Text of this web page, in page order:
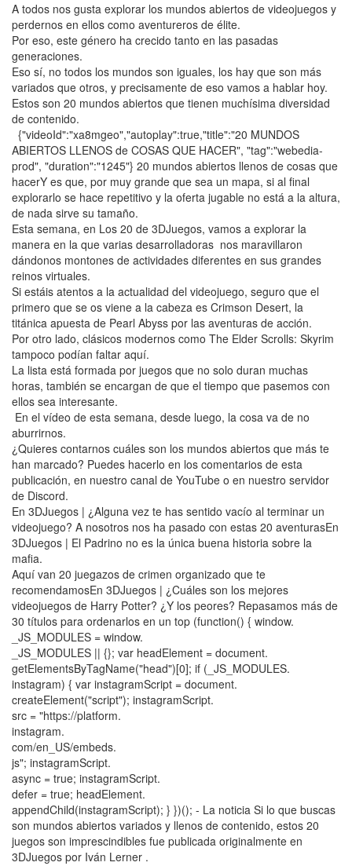
A todos nos gusta explorar los mundos abiertos de videojuegos y
perdernos en ellos como aventureros de élite.
Por eso, este género ha crecido tanto en las pasadas
generaciones.
Eso sí, no todos los mundos son iguales, los hay que son más
variados que otros, y precisamente de eso vamos a hablar hoy.
Estos son 20 mundos abiertos que tienen muchísima diversidad
de contenido.
{"videoId":"xa8mgeo","autoplay":true,"title":"20 MUNDOS
ABIERTOS LLENOS de COSAS QUE HACER", "tag":"webedia-
prod", "duration":"1245"} 20 mundos abiertos llenos de cosas que
hacerY es que, por muy grande que sea un mapa, si al final
explorarlo se hace repetitivo y la oferta jugable no está a la altura,
de nada sirve su tamaño.
Esta semana, en Los 20 de 3DJuegos, vamos a explorar la
manera en la que varias desarrolladoras nos maravillaron
dándonos montones de actividades diferentes en sus grandes
reinos virtuales.
Si estáis atentos a la actualidad del videojuego, seguro que el
primero que se os viene a la cabeza es Crimson Desert, la
titánica apuesta de Pearl Abyss por las aventuras de acción.
Por otro lado, clásicos modernos como The Elder Scrolls: Skyrim
tampoco podían faltar aquí.
La lista está formada por juegos que no solo duran muchas
horas, también se encargan de que el tiempo que pasemos con
ellos sea interesante.
En el vídeo de esta semana, desde luego, la cosa va de no
aburrirnos.
¿Quieres contarnos cuáles son los mundos abiertos que más te
han marcado? Puedes hacerlo en los comentarios de esta
publicación, en nuestro canal de YouTube o en nuestro servidor
de Discord.
En 3DJuegos | ¿Alguna vez te has sentido vacío al terminar un
videojuego? A nosotros nos ha pasado con estas 20 aventurasEn
3DJuegos | El Padrino no es la única buena historia sobre la
mafia.
Aquí van 20 juegazos de crimen organizado que te
recomendamosEn 3DJuegos | ¿Cuáles son los mejores
videojuegos de Harry Potter? ¿Y los peores? Repasamos más de
30 títulos para ordenarlos en un top (function() { window.
_JS_MODULES = window.
_JS_MODULES || {}; var headElement = document.
getElementsByTagName("head")[0]; if (_JS_MODULES.
instagram) { var instagramScript = document.
createElement("script"); instagramScript.
src = "https://platform.
instagram.
com/en_US/embeds.
js"; instagramScript.
async = true; instagramScript.
defer = true; headElement.
appendChild(instagramScript); } })(); - La noticia Si lo que buscas
son mundos abiertos variados y llenos de contenido, estos 20
juegos son imprescindibles fue publicada originalmente en
3DJuegos por Iván Lerner .